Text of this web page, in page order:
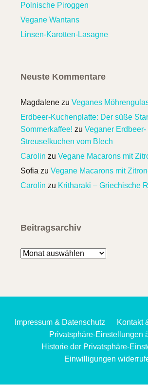
Polnische Piroggen
Vegane Wantans
Linsen-Karotten-Lasagne
Neuste Kommentare
Magdalenezu Veganes
Erdbeer-Kuchenplatte: Der süße
Sommerkaffee! zu Veganer Erdbeer-
Streuselkuchen vom Blech
Carolin zu Vegane Macarons mit
Sofia zu Vegane Macarons mit
Carolin zu Kritharaki – Griechische
Beitragsarchiv
Beitragsarchiv
Impressum & Datenschutz
Kontakt
Privatsphäre-Einstellungen
Historie der Privatsphäre-
Einwilligungen